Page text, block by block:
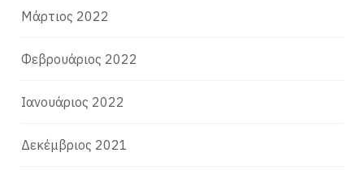
Μάρτιος 2022
Φεβρουάριος 2022
Ιανουάριος 2022
Δεκέμβριος 2021